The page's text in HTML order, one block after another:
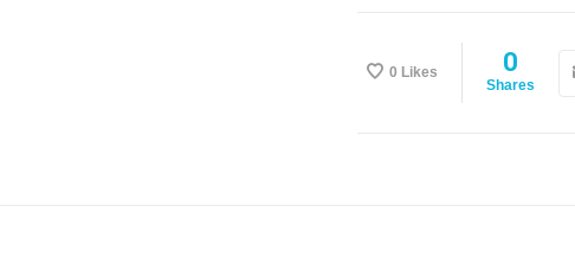
0 Likes 0
Shares